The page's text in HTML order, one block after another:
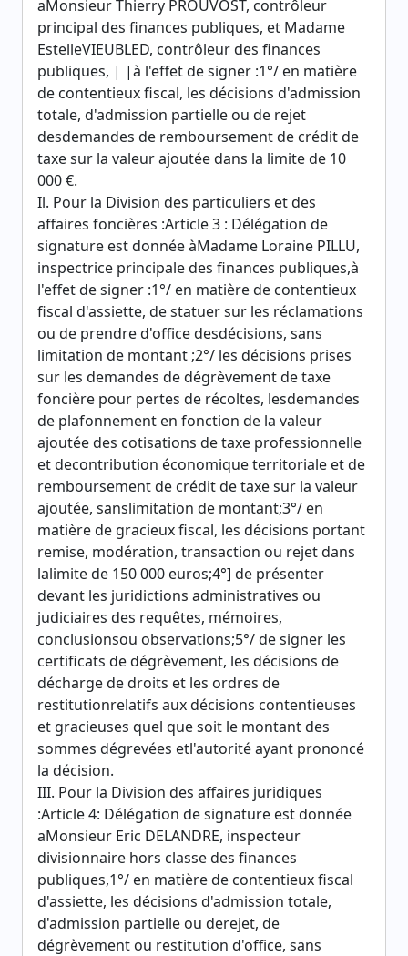
aMonsieur Thierry PROUVOST, contrôleur
principal des finances publiques, et Madame
EstelleVIEUBLED, contrôleur des finances
publiques, | |à l'effet de signer :1°/ en matière
de contentieux fiscal, les décisions d'admission
totale, d'admission partielle ou de rejet
desdemandes de remboursement de crédit de
taxe sur la valeur ajoutée dans la limite de 10
000 €.
Il. Pour la Division des particuliers et des
affaires foncières :Article 3 : Délégation de
signature est donnée àMadame Loraine PILLU,
inspectrice principale des finances publiques,à
l'effet de signer :1°/ en matière de contentieux
fiscal d'assiette, de statuer sur les réclamations
ou de prendre d'office desdécisions, sans
limitation de montant ;2°/ les décisions prises
sur les demandes de dégrèvement de taxe
foncière pour pertes de récoltes, lesdemandes
de plafonnement en fonction de la valeur
ajoutée des cotisations de taxe professionnelle
et decontribution économique territoriale et de
remboursement de crédit de taxe sur la valeur
ajoutée, sanslimitation de montant;3°/ en
matière de gracieux fiscal, les décisions portant
remise, modération, transaction ou rejet dans
lalimite de 150 000 euros;4°] de présenter
devant les juridictions administratives ou
judiciaires des requêtes, mémoires,
conclusionsou observations;5°/ de signer les
certificats de dégrèvement, les décisions de
décharge de droits et les ordres de
restitutionrelatifs aux décisions contentieuses
et gracieuses quel que soit le montant des
sommes dégrevées etl'autorité ayant prononcé
la décision.
III. Pour la Division des affaires juridiques
:Article 4: Délégation de signature est donnée
aMonsieur Eric DELANDRE, inspecteur
divisionnaire hors classe des finances
publiques,1°/ en matière de contentieux fiscal
d'assiette, les décisions d'admission totale,
d'admission partielle ou derejet, de
dégrèvement ou restitution d'office, sans